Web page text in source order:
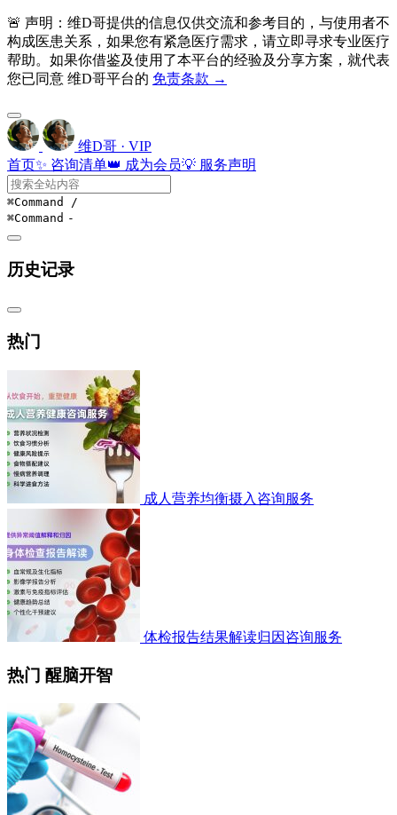
🚨 声明：维D哥提供的信息仅供交流和参考目的，与使用者不
构成医患关系，如果您有紧急医疗需求，请立即寻求专业医疗
帮助。如果你借鉴及使用了本平台的经验及分享方案，就代表
您已同意 维D哥平台的 免责条款 →
维D哥 · VIP
首页✨ 咨询清单👑 成为会员💡 服务声明
⌘Command /
⌘Command -
历史记录
热门
成人营养均衡摄入咨询服务
体检报告结果解读归因咨询服务
热门 醒脑开智